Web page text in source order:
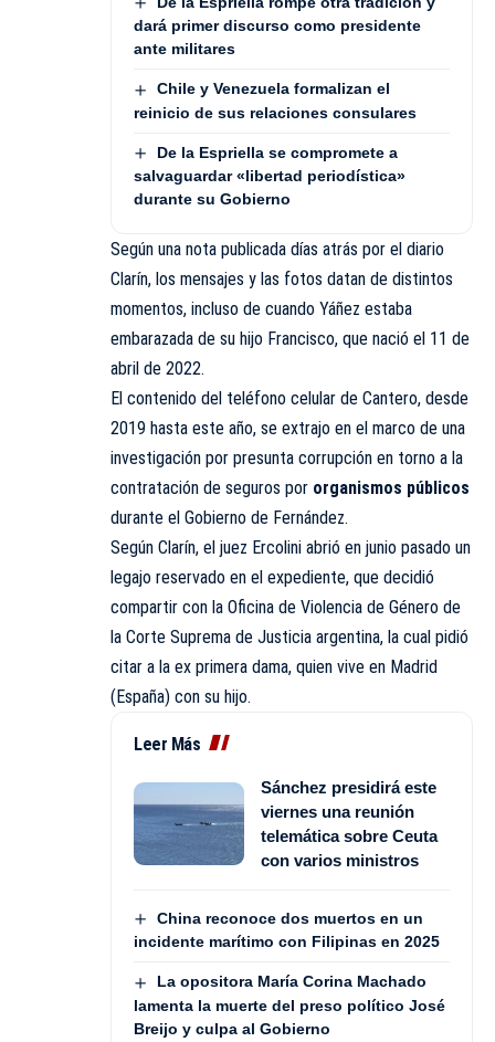
dará primer discurso como presidente
ante militares
Chile y Venezuela formalizan el
reinicio de sus relaciones consulares
De la Espriella se compromete a
salvaguardar «libertad periodística»
durante su Gobierno
Según una nota publicada días atrás por el diario
Clarín, los mensajes y las fotos datan de distintos
momentos, incluso de cuando Yáñez estaba
embarazada de su hijo Francisco, que nació el 11 de
abril de 2022.
El contenido del teléfono celular de Cantero, desde
2019 hasta este año, se extrajo en el marco de una
investigación por presunta corrupción en torno a la
contratación de seguros por organismos públicos
durante el Gobierno de Fernández.
Según Clarín, el juez Ercolini abrió en junio pasado un
legajo reservado en el expediente, que decidió
compartir con la Oficina de Violencia de Género de
la Corte Suprema de Justicia argentina, la cual pidió
citar a la ex primera dama, quien vive en Madrid
(España) con su hijo.
Leer Más
Sánchez presidirá este
viernes una reunión
telemática sobre Ceuta
con varios ministros
China reconoce dos muertos en un
incidente marítimo con Filipinas en 2025
La opositora María Corina Machado
lamenta la muerte del preso político José
Breijo y culpa al Gobierno